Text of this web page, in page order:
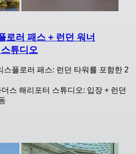
로러 패스 + 런던 워너
튜디오
스플로러 패스: 런던 타워를 포함한 2
스 해리포터 스튜디오: 입장 + 런던